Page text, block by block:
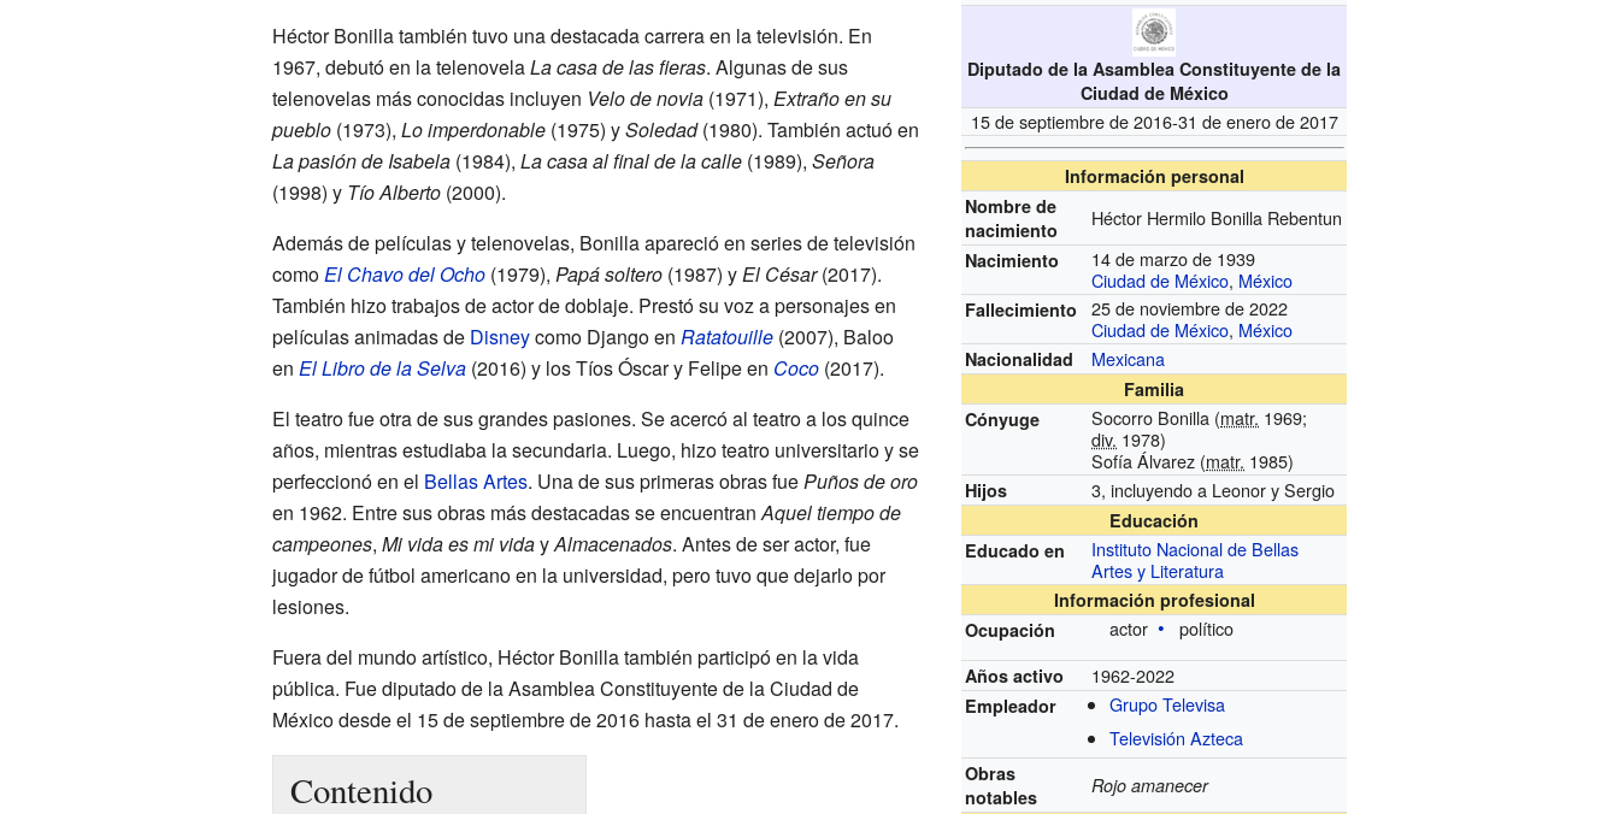
Diputado de la Asamblea Constituyente de la
Ciudad de México
15 de septiembre de 2016-31 de enero de 2017
Información personal
Nombre de
nacimiento
Héctor Hermilo Bonilla Rebentun
Nacimiento
14 de marzo de 1939
Ciudad de México, México
Fallecimiento
25 de noviembre de 2022
Ciudad de México, México
Nacionalidad Mexicana
Familia
Cónyuge
Socorro Bonilla (matr. 1969;
div. 1978)
Sofía Álvarez (matr. 1985)
Hijos 3, incluyendo a Leonor y Sergio
Educación
Educado en
Instituto Nacional de Bellas
Artes y Literatura
Información profesional
Ocupación
actor político
Años activo 1962-2022
Empleador
Grupo Televisa
Televisión Azteca
Obras
notables
Rojo amanecer
Héctor Bonilla también tuvo una destacada carrera en la televisión. En
1967, debutó en la telenovelaLa casa de las fieras. Algunas de sus
telenovelas más conocidas incluyen Velo de novia(1971), Extraño en su
pueblo(1973), Lo imperdonable(1975) ySoledad(1980). También actuó en
La pasión de Isabela(1984), La casa al final de la calle(1989), Señora
(1998) y Tío Alberto(2000).
Además de películas y telenovelas, Bonilla apareció en series de televisión
comoEl Chavo del Ocho(1979), Papá soltero(1987) yEl César(2017).
También hizo trabajos de actor de doblaje. Prestó su voz a personajes en
películas animadas de Disneycomo Django en Ratatouille(2007), Baloo
en El Libro de la Selva(2016) y los Tíos Óscar y Felipe en Coco(2017).
El teatro fue otra de sus grandes pasiones. Se acercó al teatro a los quince
años, mientras estudiaba la secundaria. Luego, hizo teatro universitario y se
perfeccionó en el Bellas Artes. Una de sus primeras obras fuePuños de oro
en 1962. Entre sus obras más destacadas se encuentranAquel tiempo de
campeones, Mi vida es mi vidayAlmacenados. Antes de ser actor, fue
jugador de fútbol americano en la universidad, pero tuvo que dejarlo por
lesiones.
Fuera del mundo artístico, Héctor Bonilla también participó en la vida
pública. Fue diputado de la Asamblea Constituyente de la Ciudad de
México desde el 15 de septiembre de 2016 hasta el 31 de enero de 2017.
Contenido